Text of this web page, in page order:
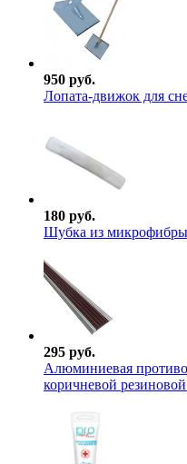
950 руб.
Лопата-движок для
180 руб.
Шубка из микрофибры
295 руб.
Алюминиевая
коричневой резиновой